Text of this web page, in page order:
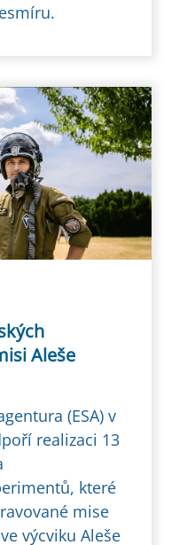
Aleše
(ESA) v
realizaci 13
které
mise
výcviku Aleše